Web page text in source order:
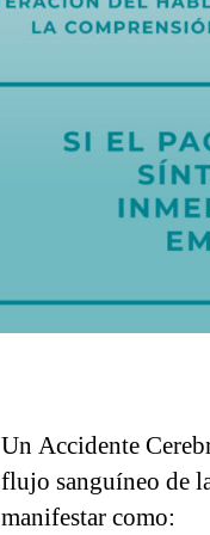
Un Accidente
flujo sanguíneo de
manifestar como: